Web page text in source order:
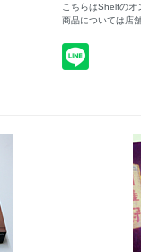
こちらはShelfのオ
商品については店